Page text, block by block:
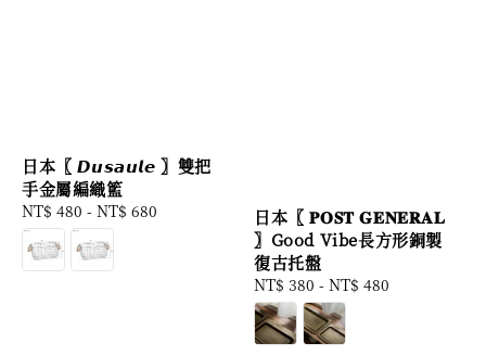
日本〖 𝘿𝙪𝙨𝙖𝙪𝙡𝙚 〗雙把
手金屬編織籃
Regular
price
NT$ 480 - NT$ 680
日本〖 𝐏𝐎𝐒𝐓 𝐆𝐄𝐍𝐄𝐑𝐀𝐋
〗Good Vibe長方形銅製
復古托盤
Regular
price
NT$ 380 - NT$ 480